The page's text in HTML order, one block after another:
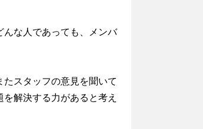
な人であっても、メンバ
スタッフの意見を聞いて
解決する力があると考え